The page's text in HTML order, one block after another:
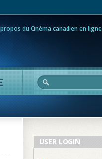
du Cinéma canadien en ligne
Recherche
USER LOGIN